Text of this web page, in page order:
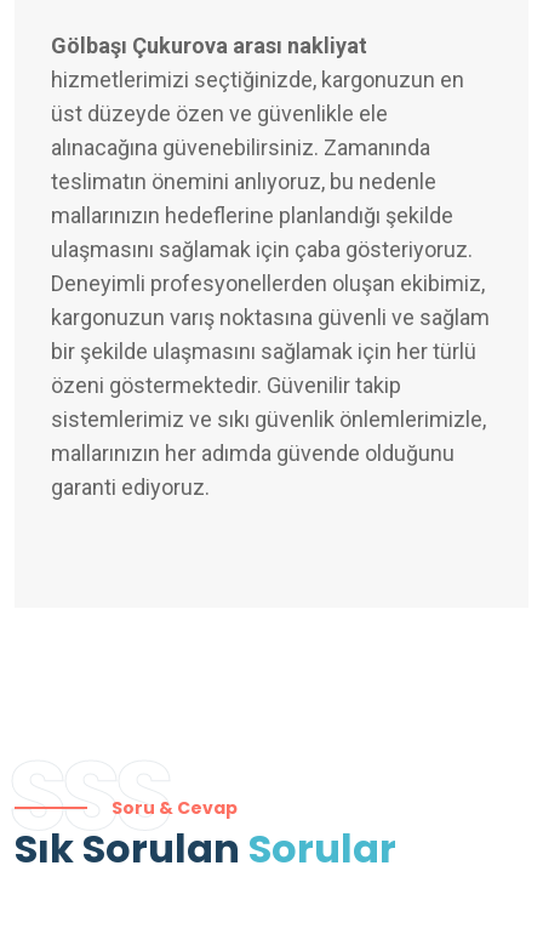
Gölbaşı Çukurova arası nakliyat
hizmetlerimizi seçtiğinizde, kargonuzun en
üst düzeyde özen ve güvenlikle ele
alınacağına güvenebilirsiniz. Zamanında
teslimatın önemini anlıyoruz, bu nedenle
mallarınızın hedeflerine planlandığı şekilde
ulaşmasını sağlamak için çaba gösteriyoruz.
Deneyimli profesyonellerden oluşan ekibimiz,
kargonuzun varış noktasına güvenli ve sağlam
bir şekilde ulaşmasını sağlamak için her türlü
özeni göstermektedir. Güvenilir takip
sistemlerimiz ve sıkı güvenlik önlemlerimizle,
mallarınızın her adımda güvende olduğunu
garanti ediyoruz.
SSSSoru & Cevap
Sık Sorulan Sorular